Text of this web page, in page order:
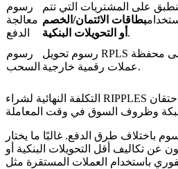
عمليات احتجاز BTR
رسوم
معالجة
الدفع
على المشتريات التي تتم
بطاقات الائتمان/الخصم
أو التحويلات البنكية .
رسوم
السحب
رسوم تحويل RPLS إلى محفظة
عملات رقمية خارجية.
التكلفة النهائية لشراء RIPPLES تعتمد على طريقة الدفع واحتقان
باختلاف طرق الدفع. غالبًا ما يختار
عن تكاليف أقل التحويلات البنكية أو